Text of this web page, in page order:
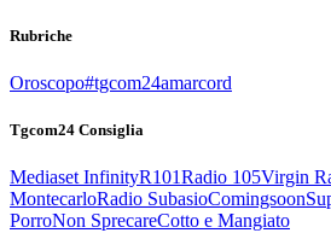
Rubriche
Oroscopo#tgcom24amarcord
Tgcom24 Consiglia
Mediaset InfinityR101Radio 105Virgin
MontecarloRadio SubasioComingsoon
PorroNon SprecareCotto e Mangiato